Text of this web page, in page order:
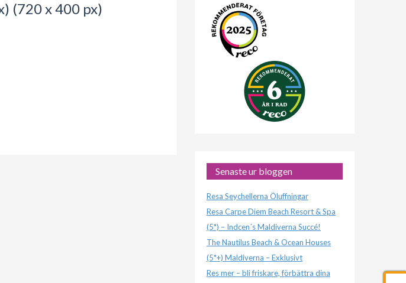
(720 x 400 px)
Senaste ur bloggen
Resa Seychellerna Öluffningar
Resa Carpe Diem Beach Resort & Spa
(5*) – Indcen´s Maldiverna Succé!
The Nautilus Beach & Ocean Houses
(5*+) Maldiverna – Exklusivt
Res mer – bli friskare, förbättra dina